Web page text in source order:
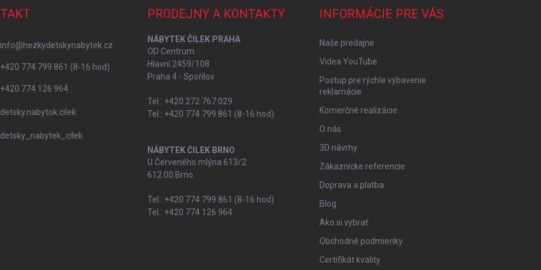
info@hezkydetskynabytek.cz
+420 774 799 861 (8-16 hod)
+420 774 126 964
detsky.nabytok.cilek
detsky_nabytek_cilek
PRODEJNY A KONTAKTY
NÁBYTEK ČILEK PRAHA
OD Centrum
Hlavní 2459/108
Praha 4 - Spořilov
Tel.: +420 272 767 029
Tel.: +420 774 799 861 (8-16 hod)
NÁBYTEK ČILEK BRNO
U Červeného mlýna 613/2
612 00 Brno
Tel.: +420 774 799 861 (8-16 hod)
Tel.: +420 774 126 964
INFORMÁCIE PRE VÁS
Naše predajne
Videa YouTube
Postup pre rýchle vybavenie
reklamácie
Komerčné realizácie
O nás
3D návrhy
Zákaznícke referencie
Doprava a platba
Blog
Ako si vybrať
Obchodné podmienky
Certifikát kvality